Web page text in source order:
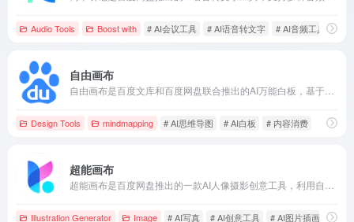
Audio Tools Boost with # AI会议工具 # AI语音转文字 # AI音频工具
自由画布
Design Tools mindmapping # AI思维导图 # AI白板 # 内容消费
超能画布
Illustration Generator Image # AI写真 # AI创意工具 # AI图片插画生成